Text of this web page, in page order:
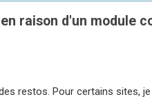
raison d'un module
restos. Pour certains sites,